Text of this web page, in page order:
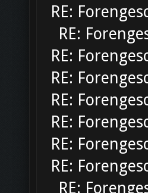
RE:
RE:
RE:
RE:
RE:
RE:
RE:
RE:
RE: